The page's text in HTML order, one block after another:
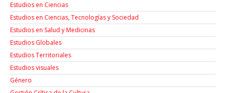
Estudios en Ciencias
Estudios en Ciencias, Tecnologías y Sociedad
Estudios en Salud y Medicinas
Estudios Globales
Estudios Territoriales
Estudios visuales
Género